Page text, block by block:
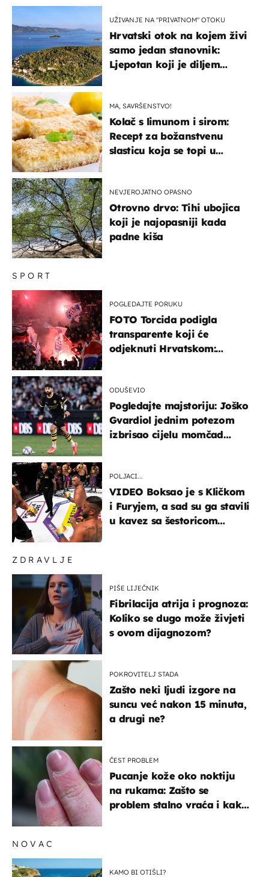
ZDRAVLJE
PIŠE LIJEČNIK
Fibrilacija atrija i prognoza:
Koliko se dugo može živjeti
s ovom dijagnozom?
POKROVITELJ STADA
Zašto neki ljudi izgore na
suncu već nakon 15 minuta,
a drugi ne?
ČEST PROBLEM
Pucanje kože oko noktiju
na rukama: Zašto se
problem stalno vraća i kako
SPORT
POGLEDAJTE PORUKU
FOTO Torcida podigla
transparente koji će
odjeknuti Hrvatskom:
ODUŠEVIO
Pogledajte majstoriju: Joško
Gvardiol jednim potezom
izbrisao cijelu momčad
POLJACI...
VIDEO Boksao je s Kličkom
i Furyjem, a sad su ga stavili
u kavez sa šestoricom
UŽIVANJE NA "PRIVATNOM" OTOKU
Hrvatski otok na kojem živi
samo jedan stanovnik:
Ljepotan koji je diljem
MA, SAVRŠENSTVO!
Kolač s limunom i sirom:
Recept za božanstvenu
slasticu koja se topi u
NEVJEROJATNO OPASNO
Otrovno drvo: Tihi ubojica
koji je najopasniji kada
padne kiša
NOVAC
KAMO BI OTIŠLI?